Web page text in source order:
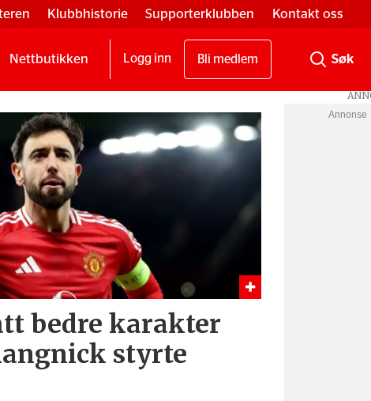
Klubbhistorie Supporterklubben Kontakt oss
Nettbutikken Logg inn Bli medlem
bedre karakter
styrte
Annonse